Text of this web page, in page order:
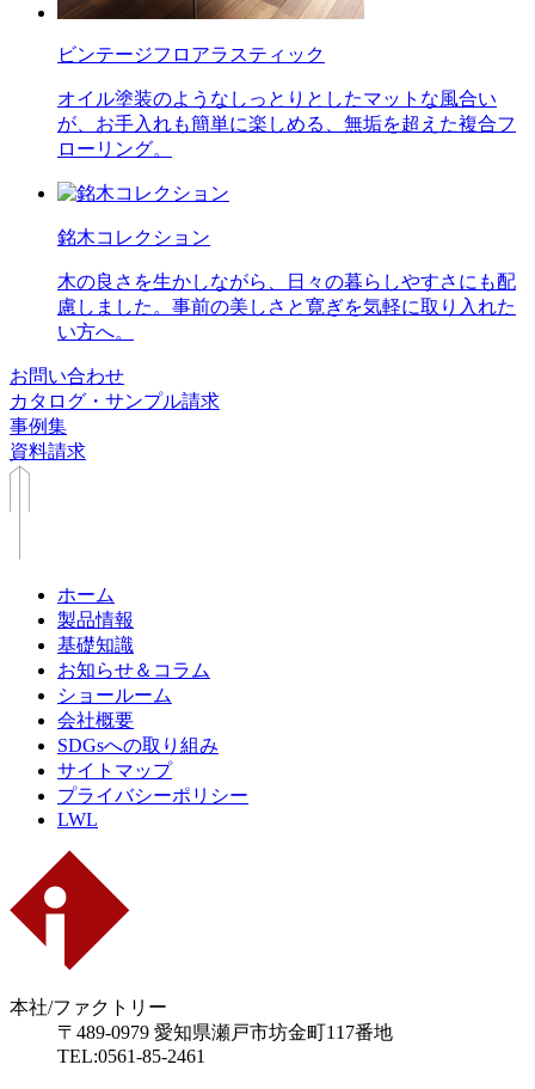
ビンテージフロアラスティック
オイル塗装のようなしっとりとしたマットな風合い
が、お手入れも簡単に楽しめる、無垢を超えた複合フ
ローリング。
銘木コレクション
木の良さを生かしながら、日々の暮らしやすさにも配
慮しました。事前の美しさと寛ぎを気軽に取り入れた
い方へ。
お問い合わせ
カタログ・サンプル請求
事例集
資料請求
ホーム
製品情報
基礎知識
お知らせ＆コラム
ショールーム
会社概要
SDGsへの取り組み
サイトマップ
プライバシーポリシー
LWL
本社/ファクトリー
〒489-0979 愛知県瀬戸市坊金町117番地
TEL:0561-85-2461